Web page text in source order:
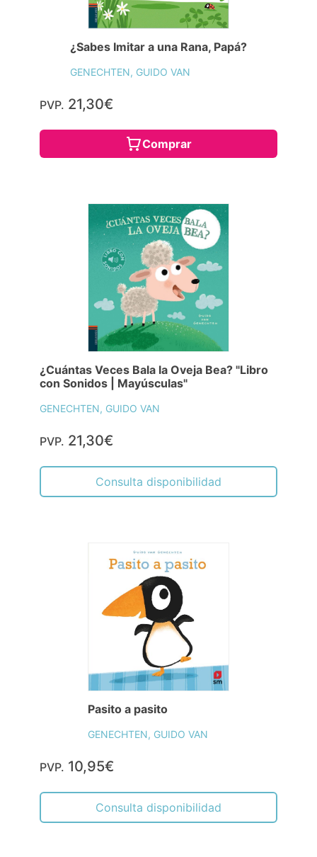
¿Sabes Imitar a una Rana, Papá?
GENECHTEN, GUIDO VAN
PVP. 21,30€
Comprar
¿Cuántas Veces Bala la Oveja Bea? "Libro
con Sonidos | Mayúsculas"
GENECHTEN, GUIDO VAN
PVP. 21,30€
Consulta disponibilidad
Pasito a pasito
GENECHTEN, GUIDO VAN
PVP. 10,95€
Consulta disponibilidad